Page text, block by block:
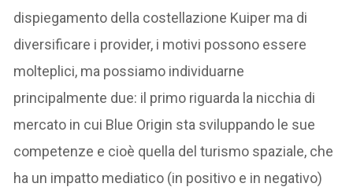
dispiegamento della costellazione Kuiper ma di
diversificare i provider, i motivi possono essere
molteplici, ma possiamo individuarne
principalmente due: il primo riguarda la nicchia di
mercato in cui Blue Origin sta sviluppando le sue
competenze e cioè quella del turismo spaziale, che
ha un impatto mediatico (in positivo e in negativo)